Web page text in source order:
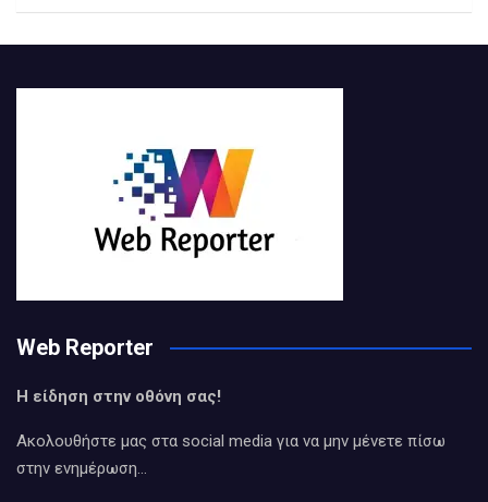
Web Reporter
Η είδηση στην οθόνη σας!
Ακολουθήστε μας στα social media για να μην μένετε πίσω
στην ενημέρωση…